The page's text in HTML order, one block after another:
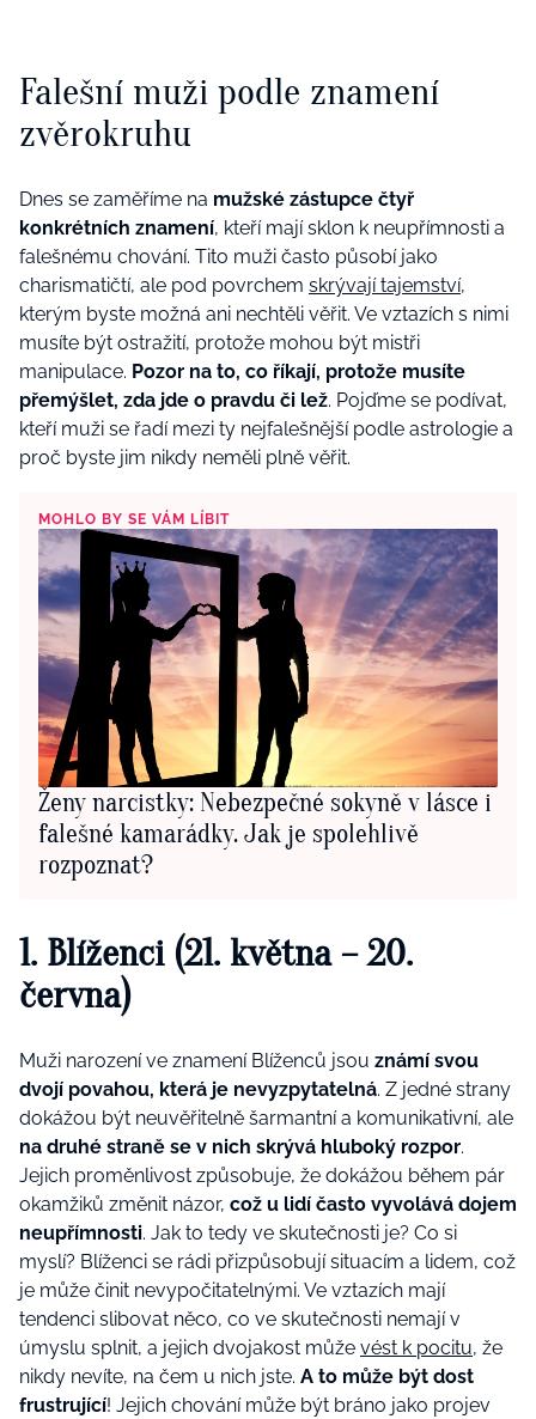
Falešní muži podle znamení
zvěrokruhu
Dnes se zaměříme na mužské zástupce čtyř
konkrétních znamení, kteří mají sklon k neupřímnosti a
falešnému chování. Tito muži často působí jako
charismatičtí, ale pod povrchem skrývají tajemství,
kterým byste možná ani nechtěli věřit. Ve vztazích s nimi
musíte být ostražití, protože mohou být mistři
manipulace. Pozor na to, co říkají, protože musíte
přemýšlet, zda jde o pravdu či lež. Pojďme se podívat,
kteří muži se řadí mezi ty nejfalešnější podle astrologie a
proč byste jim nikdy neměli plně věřit.
MOHLO BY SE VÁM LÍBIT
Ženy narcistky: Nebezpečné sokyně v lásce i
falešné kamarádky. Jak je spolehlivě
rozpoznat?
1. Blíženci (21. května – 20.
června)
Muži narození ve znamení Blíženců jsou známí svou
dvojí povahou, která je nevyzpytatelná. Z jedné strany
dokážou být neuvěřitelně šarmantní a komunikativní, ale
na druhé straně se v nich skrývá hluboký rozpor.
Jejich proměnlivost způsobuje, že dokážou během pár
okamžiků změnit názor, což u lidí často vyvolává dojem
neupřímnosti. Jak to tedy ve skutečnosti je? Co si
myslí? Blíženci se rádi přizpůsobují situacím a lidem, což
je může činit nevypočitatelnými. Ve vztazích mají
tendenci slibovat něco, co ve skutečnosti nemají v
úmyslu splnit, a jejich dvojakost může vést k pocitu, že
nikdy nevíte, na čem u nich jste. A to může být dost
frustrující! Jejich chování může být bráno jako projev